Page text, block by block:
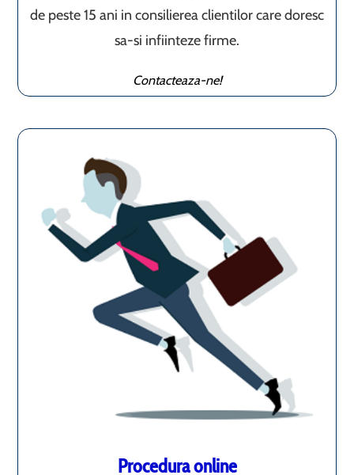
de peste 15 ani in consilierea clientilor care doresc
sa-si infiinteze firme.
Contacteaza-ne!
Procedura online